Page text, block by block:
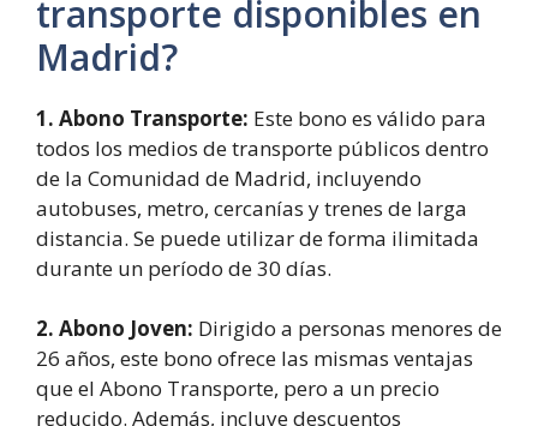
transporte disponibles en
Madrid?
1. Abono Transporte: Este bono es válido para
todos los medios de transporte públicos dentro
de la Comunidad de Madrid, incluyendo
autobuses, metro, cercanías y trenes de larga
distancia. Se puede utilizar de forma ilimitada
durante un período de 30 días.
2. Abono Joven: Dirigido a personas menores de
26 años, este bono ofrece las mismas ventajas
que el Abono Transporte, pero a un precio
reducido. Además, incluye descuentos